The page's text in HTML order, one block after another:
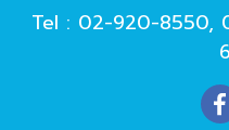
Tel : 02-920-8550,